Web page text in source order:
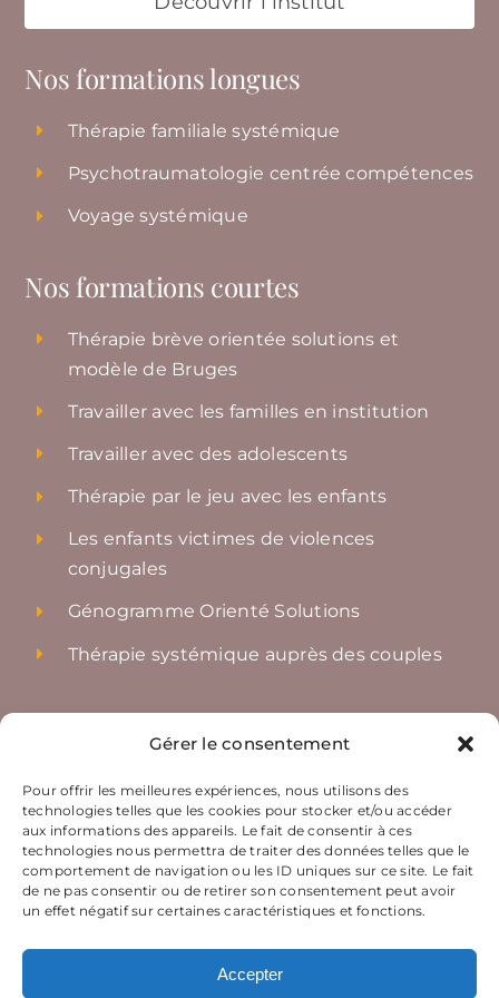
Gérer le consentement
Pour offrir les meilleures expériences, nous utilisons des
technologies telles que les cookies pour stocker et/ou accéder
aux informations des appareils. Le fait de consentir à ces
technologies nous permettra de traiter des données telles que le
comportement de navigation ou les ID uniques sur ce site. Le fait
de ne pas consentir ou de retirer son consentement peut avoir
un effet négatif sur certaines caractéristiques et fonctions.
Accepter
Nos formations longues
Thérapie familiale systémique
Psychotraumatologie centrée compétences
Voyage systémique
Nos formations courtes
Thérapie brève orientée solutions et
modèle de Bruges
Travailler avec les familles en institution
Travailler avec des adolescents
Thérapie par le jeu avec les enfants
Les enfants victimes de violences
conjugales
Génogramme Orienté Solutions
Thérapie systémique auprès des couples
Accès rapides
Le coaching par IICoS
Nos soirées découvertes
Nous contacter